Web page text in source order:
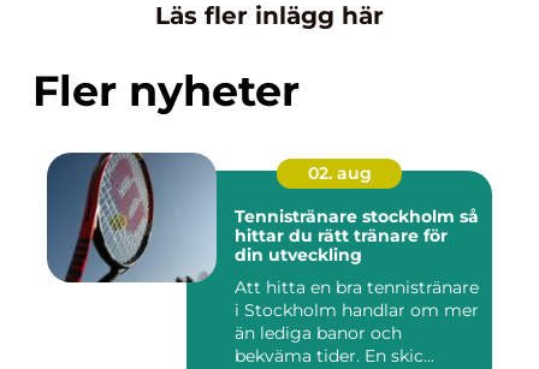
Läs fler inlägg här
Fler nyheter
02. aug
Tennistränare stockholm så
hittar du rätt tränare för
din utveckling
Att hitta en bra tennistränare
i Stockholm handlar om mer
än lediga banor och
bekväma tider. En skic...